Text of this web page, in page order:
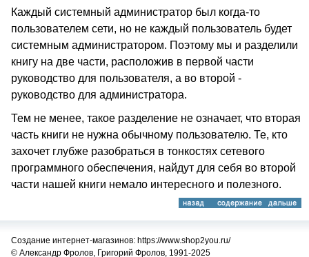
Каждый системный администратор был когда-то
пользователем сети, но не каждый пользователь будет
системным администратором. Поэтому мы и разделили
книгу на две части, расположив в первой части
руководство для пользователя, а во второй -
руководство для администратора.
Тем не менее, такое разделение не означает, что вторая
часть книги не нужна обычному пользователю. Те, кто
захочет глубже разобраться в тонкостях сетевого
программного обеспечения, найдут для себя во второй
части нашей книги немало интересного и полезного.
Создание интернет-магазинов: https://www.shop2you.ru/
© Александр Фролов, Григорий Фролов, 1991-2025